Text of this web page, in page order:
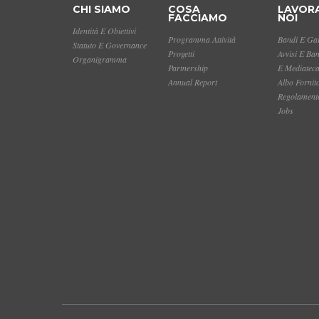
CHI SIAMO
Identità E Obiettivi
Statuto E Governance
Organigramma
COSA
FACCIAMO
Programma Attività
Progetti
Partnership
Annual Report
NOI
Bandi E
Avvisi E
E Mediateca
Albo
Jobs